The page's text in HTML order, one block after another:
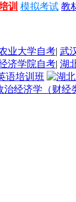
训 模拟考试 教
业大学自考| 武
济学院自考| 湖
治经济学（财